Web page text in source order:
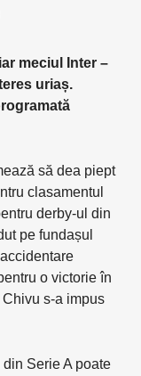
meciul Inter –
uriaș.
să dea piept
clasamentul
derby-ul din
pe fundașul
o victorie în
s-a impus
Serie A poate